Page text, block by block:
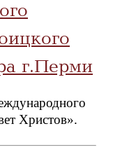
г.Перми
Христов».